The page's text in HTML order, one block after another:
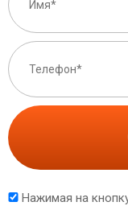
Нажимая на